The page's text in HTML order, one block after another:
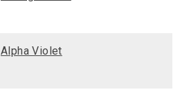
Alpha Violet